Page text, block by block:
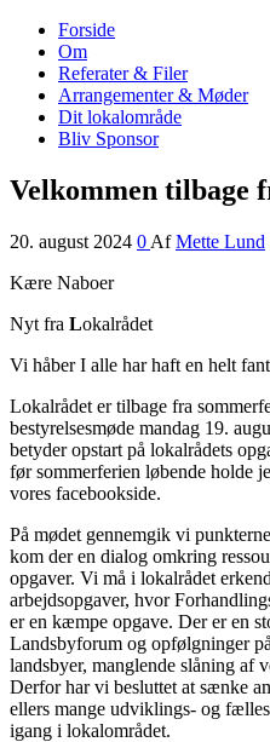
Nordrup Farendløse Lokalråd
Midt i naturen tæt på alt!
Forside
Om
Referater & Filer
Arrangementer & Møder
Dit lokalområde
Bliv Sponsor
Velkommen tilbage
20. august 2024 0 Af Mette Lund
Kære Naboer
Nyt fra Lokalrådet
Vi håber I alle har haft en helt
Lokalrådet er tilbage fra
bestyrelsesmøde mandag 19.
betyder opstart på lokalrådets
før sommerferien løbende holde
vores facebookside.
På mødet gennemgik vi
kom der en dialog omkring
opgaver. Vi må i lokalrådet
arbejdsopgaver, hvor
er en kæmpe opgave. Der er en
Landsbyforum og opfølgninger
landsbyer, manglende slåning af
Derfor har vi besluttet at sænke
ellers mange udviklings- og
igang i lokalområdet.